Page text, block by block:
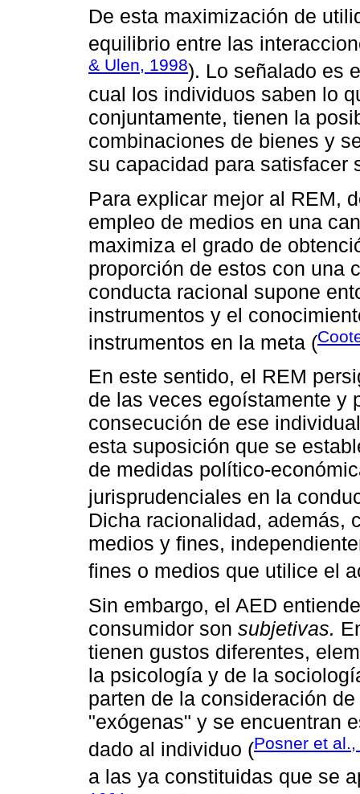
De esta maximización de
equilibrio entre las
& Ulen, 1998). Lo señalado es
cual los individuos saben lo
conjuntamente, tienen la
combinaciones de bienes y
su capacidad para satisfacer
Para explicar mejor al REM,
empleo de medios en una
maximiza el grado de
proporción de estos con una
conducta racional supone
instrumentos y el
instrumentos en la meta (
En este sentido, el REM
de las veces egoístamente y
consecución de ese
esta suposición que se
de medidas político-
jurisprudenciales en la
Dicha racionalidad, además,
medios y fines,
fines o medios que utilice el
Sin embargo, el AED
consumidor son subjetivas.
tienen gustos diferentes,
la psicología y de la
parten de la consideración
"exógenas" y se encuentran
dado al individuo (Posner et al.,
a las ya constituidas que se